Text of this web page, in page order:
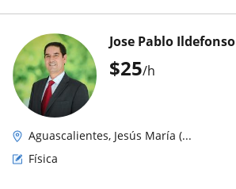
$25/h
Jose Pablo Ildefonso
Aguascalientes, Jesús María (...
Física